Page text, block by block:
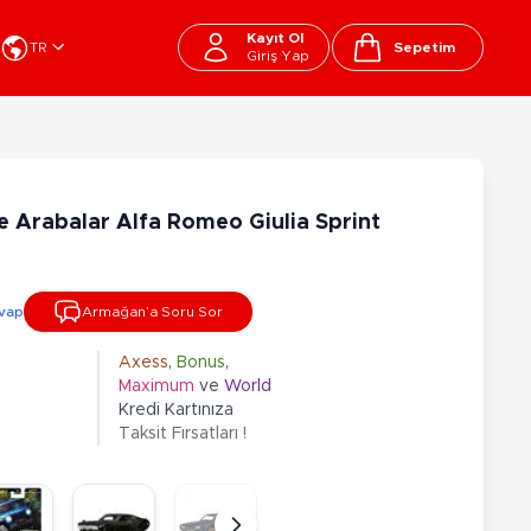
Bloklar
Hava - Spor - Deniz
Beslenme Çantası
Okul Araç Gereçleri
Matara
Lisanslı Peluşlar
10-12 Yaş
TR
Kayıt Ol
Giriş Yap
Cart
Sepetim
Arabalar Alfa Romeo Giulia Sprint
Armağan’a Soru Sor
Axess, Bonus,
Maximum ve World
Kredi Kartınıza
Taksit Fırsatları !